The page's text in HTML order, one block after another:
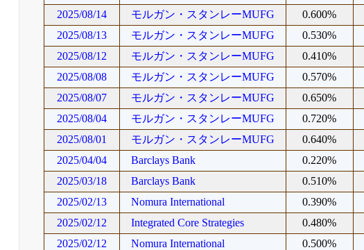
2025/08/14
モルガン・スタンレーMUFG 0.600%
2025/08/13
モルガン・スタンレーMUFG 0.530%
2025/08/12
モルガン・スタンレーMUFG 0.410%
2025/08/08
モルガン・スタンレーMUFG 0.570%
2025/08/07
モルガン・スタンレーMUFG 0.650%
2025/08/04
モルガン・スタンレーMUFG 0.720%
2025/08/01
モルガン・スタンレーMUFG 0.640%
2025/04/04
Barclays Bank 0.220%
2025/03/18
Barclays Bank 0.510%
2025/02/13
Nomura International 0.390%
2025/02/12
Integrated Core Strategies 0.480%
2025/02/12
Nomura International 0.500%